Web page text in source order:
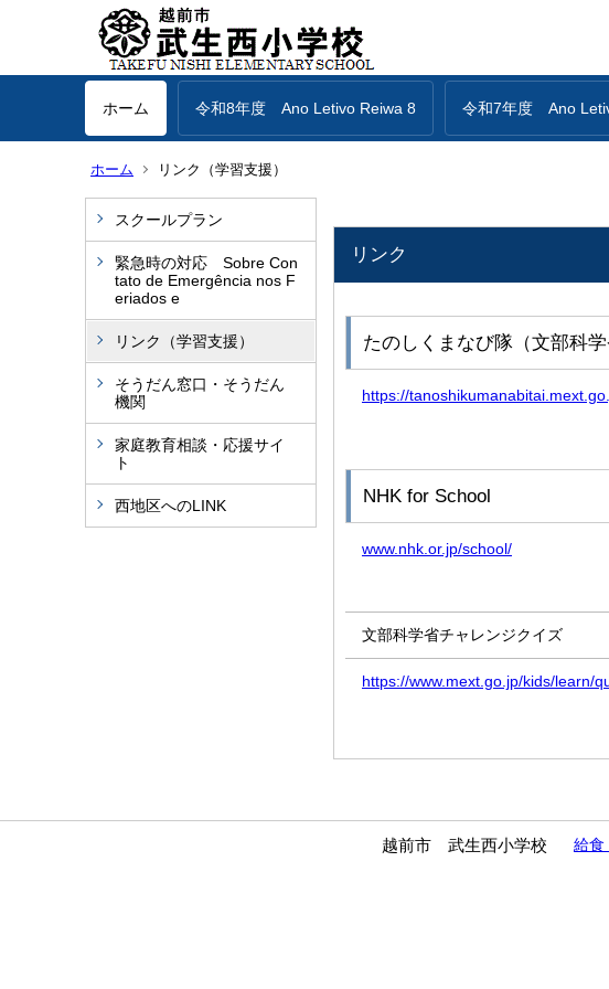
ホーム 令和8年度 Ano Letivo Reiwa 8 令和7年度 Ano
ホーム リンク（学習支援）
スクールプラン
緊急時の対応 Sobre Con
tato de Emergência nos F
eriados e
リンク（学習支援）
そうだん窓口・そうだん
機関
家庭教育相談・応援サイ
ト
西地区へのLINK
リンク
たのしくまなび隊（文部科学
https://
NHK for School
www.nhk.or.jp/school/
文部科学省チャレンジクイズ
https://www.mext.go.jp/kids/learn/
越前市 武生西小学校 給食